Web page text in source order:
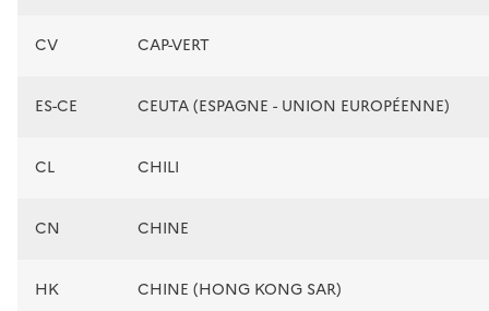
CV CAP-VERT
ES-CE CEUTA (ESPAGNE - UNION EUROPÉENNE)
CL CHILI
CN CHINE
HK CHINE (HONG KONG SAR)